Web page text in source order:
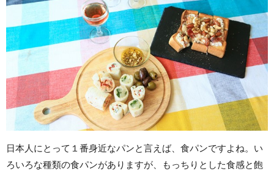
日本人にとって１番身近なパンと言えば、食パンですよね。い
ろいろな種類の食パンがありますが、もっちりとした食感と飽